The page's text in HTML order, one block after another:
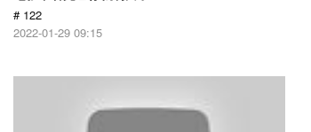
# 122
2022-01-29 09:15